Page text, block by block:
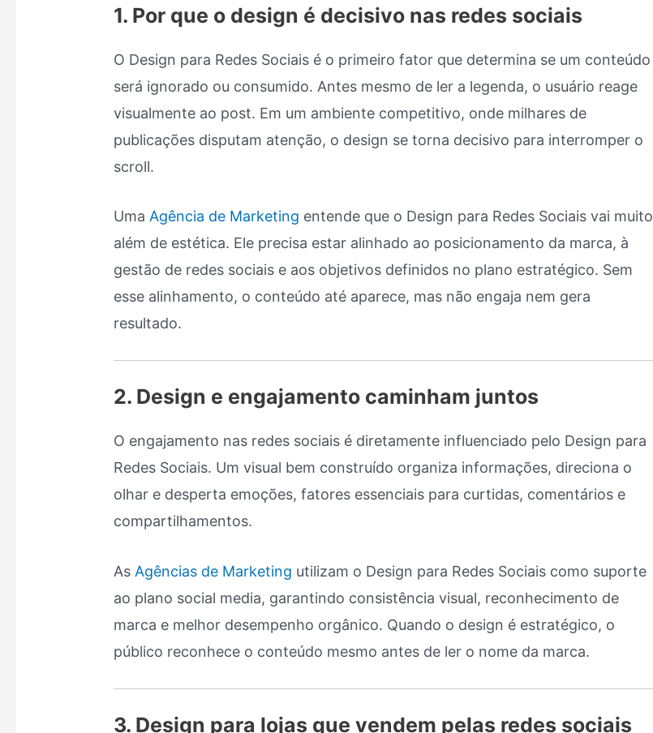
1. Por que o design é decisivo nas redes sociais
O Design para Redes Sociais é o primeiro fator que determina se um conteúdo
será ignorado ou consumido. Antes mesmo de ler a legenda, o usuário reage
visualmente ao post. Em um ambiente competitivo, onde milhares de
publicações disputam atenção, o design se torna decisivo para interromper o
scroll.
UmaAgência de Marketing entende que o Design para Redes Sociais vai muito
além de estética. Ele precisa estar alinhado ao posicionamento da marca, à
gestão de redes sociais e aos objetivos definidos no plano estratégico. Sem
esse alinhamento, o conteúdo até aparece, mas não engaja nem gera
resultado.
2. Design e engajamento caminham juntos
O engajamento nas redes sociais é diretamente influenciado pelo Design para
Redes Sociais. Um visual bem construído organiza informações, direciona o
olhar e desperta emoções, fatores essenciais para curtidas, comentários e
compartilhamentos.
As Agências de Marketing utilizam o Design para Redes Sociais como suporte
ao plano social media, garantindo consistência visual, reconhecimento de
marca e melhor desempenho orgânico. Quando o design é estratégico, o
público reconhece o conteúdo mesmo antes de ler o nome da marca.
3. Design para lojas que vendem pelas redes sociais